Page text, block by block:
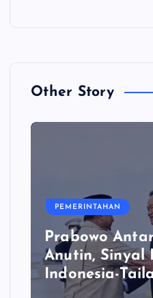
Other Story
PEMERINTAHAN
Prabowo
Anutin, Sinyal
Indonesia-